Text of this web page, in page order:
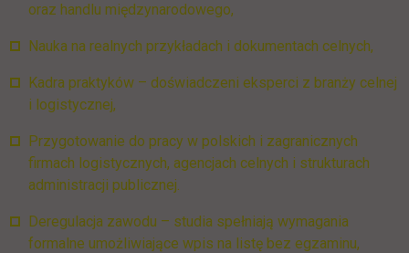
oraz handlu międzynarodowego,
Nauka na realnych przykładach i dokumentach celnych,
Kadra praktyków – doświadczeni eksperci z branży celnej
i logistycznej,
Przygotowanie do pracy w polskich i zagranicznych
firmach logistycznych, agencjach celnych i strukturach
administracji publicznej.
Deregulacja zawodu – studia spełniają wymagania
formalne umożliwiające wpis na listę bez egzaminu,